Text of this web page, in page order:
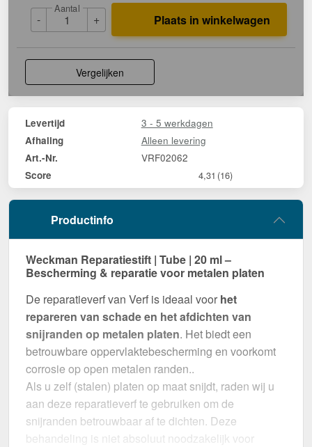
-
Aantal
+ Plaats in winkelwagen
Vergelijken
Levertijd 3 - 5 werkdagen
Afhaling Alleen levering
Art.-Nr. VRF02062
Score 4,31 (16)
Productinfo
Weckman Reparatiestift | Tube | 20 ml –
Bescherming & reparatie voor metalen platen
De reparatieverf van Verf is ideaal voor het
repareren van schade en het afdichten van
snijranden op metalen platen. Het biedt een
betrouwbare oppervlaktebescherming en voorkomt
corrosie op open metalen randen..
Als u zelf (stalen) platen op maat snijdt, raden wij u
aan deze reparatieverf te gebruiken om de
snijranden betrouwbaar af te dichten. Deze
behandeling is niet absoluut noodzakelijk voor